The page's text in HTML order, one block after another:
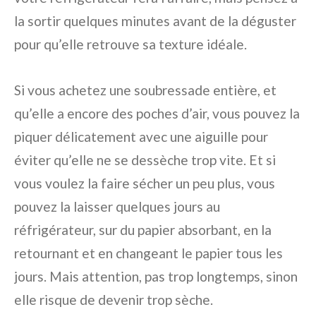
la sortir quelques minutes avant de la déguster
pour qu’elle retrouve sa texture idéale.
Si vous achetez une soubressade entière, et
qu’elle a encore des poches d’air, vous pouvez la
piquer délicatement avec une aiguille pour
éviter qu’elle ne se dessèche trop vite. Et si
vous voulez la faire sécher un peu plus, vous
pouvez la laisser quelques jours au
réfrigérateur, sur du papier absorbant, en la
retournant et en changeant le papier tous les
jours. Mais attention, pas trop longtemps, sinon
elle risque de devenir trop sèche.